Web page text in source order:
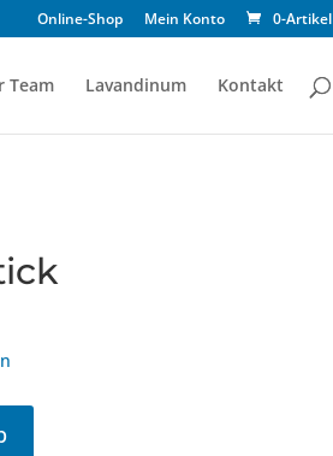
Online-Shop Mein Konto 0-Artikel
Team Lavandinum Kontakt